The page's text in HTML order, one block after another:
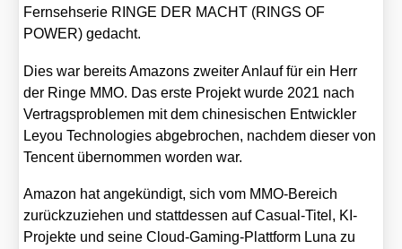
Fern­seh­se­rie RINGE DER MACHT (RINGS OF
POWER) gedacht.
Dies war bereits Ama­zons zwei­ter Anlauf für ein Herr
der Rin­ge MMO. Das ers­te Pro­jekt wur­de 2021 nach
Ver­trags­pro­ble­men mit dem chi­ne­si­schen Ent­wick­ler
Ley­ou Tech­no­lo­gies abge­bro­chen, nach­dem die­ser von
Ten­cent über­nom­men wor­den war.
Ama­zon hat ange­kün­digt, sich vom MMO-Bereich
zurück­zu­zie­hen und statt­des­sen auf Casu­al-Titel, KI-
Pro­jek­te und sei­ne Cloud-Gam­ing-Platt­form Luna zu